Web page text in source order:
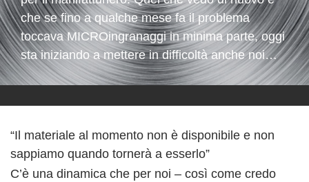
che se fino a qualche mese fa il problema
toccava MICROingranaggi in minima parte, oggi
sta iniziando a mettere in difficoltà anche noi…
“Il materiale al momento non è disponibile e non
sappiamo quando tornerà a esserlo”
C’è una dinamica che per noi – così come credo